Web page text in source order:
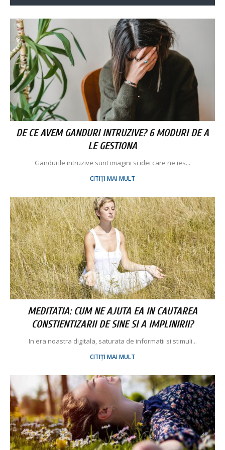
DE CE AVEM GANDURI INTRUZIVE? 6 MODURI DE A
LE GESTIONA
Gandurile intruzive sunt imagini si idei care ne ies...
CITIȚI MAI MULT
MEDITATIA: CUM NE AJUTA EA IN CAUTAREA
CONSTIENTIZARII DE SINE SI A IMPLINIRII?
In era noastra digitala, saturata de informatii si stimuli...
CITIȚI MAI MULT